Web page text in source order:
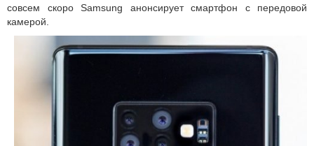
совсем скоро Samsung анонсирует смартфон с передовой
камерой.